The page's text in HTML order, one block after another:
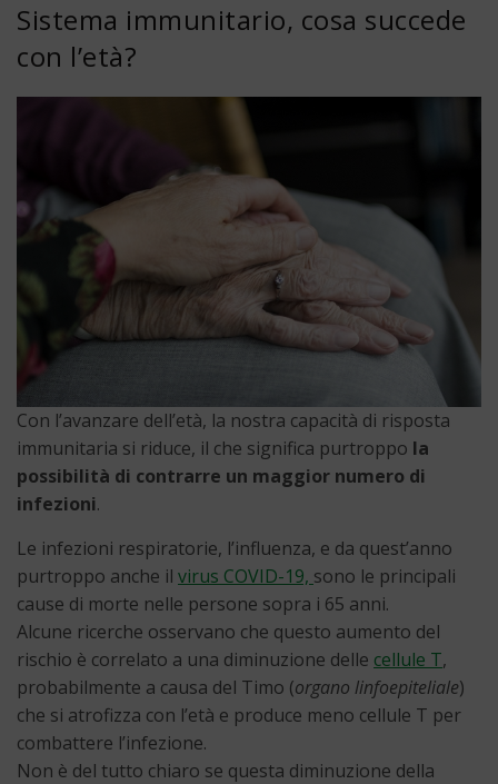
Sistema immunitario, cosa succede
con l’età?
Con l’avanzare dell’età, la nostra capacità di risposta
immunitaria si riduce, il che significa purtroppo la
possibilità di contrarre un maggior numero di
infezioni.
Le infezioni respiratorie, l’influenza, e da quest’anno
purtroppo anche il virus COVID-19, sono le principali
cause di morte nelle persone sopra i 65 anni.
Alcune ricerche osservano che questo aumento del
rischio è correlato a una diminuzione delle cellule T,
probabilmente a causa del Timo (organo linfoepiteliale)
che si atrofizza con l’età e produce meno cellule T per
combattere l’infezione.
Non è del tutto chiaro se questa diminuzione della